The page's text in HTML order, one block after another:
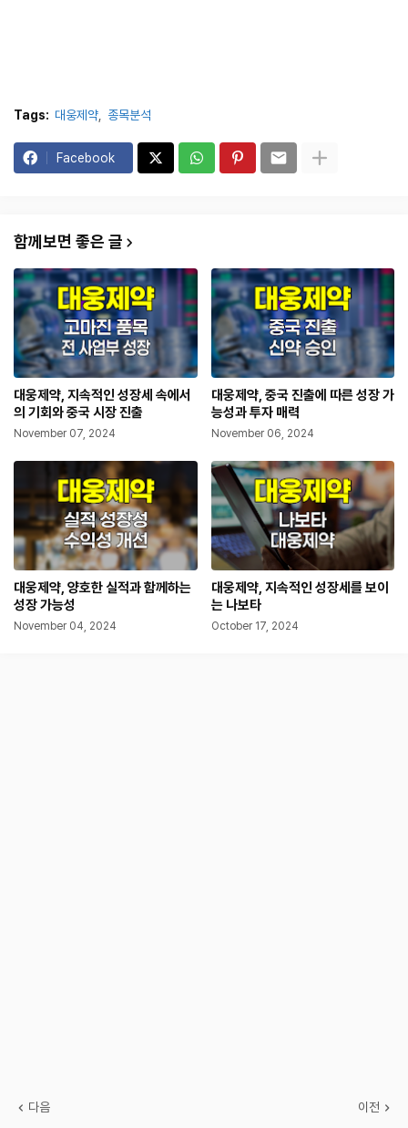
Tags: 대웅제약 종목분석
Facebook
함께보면 좋은 글
대웅제약, 지속적인 성장세 속에서
의 기회와 중국 시장 진출
November 07, 2024
대웅제약, 중국 진출에 따른 성장 가
능성과 투자 매력
November 06, 2024
대웅제약, 양호한 실적과 함께하는
성장 가능성
November 04, 2024
대웅제약, 지속적인 성장세를 보이
는 나보타
October 17, 2024
다음 이전